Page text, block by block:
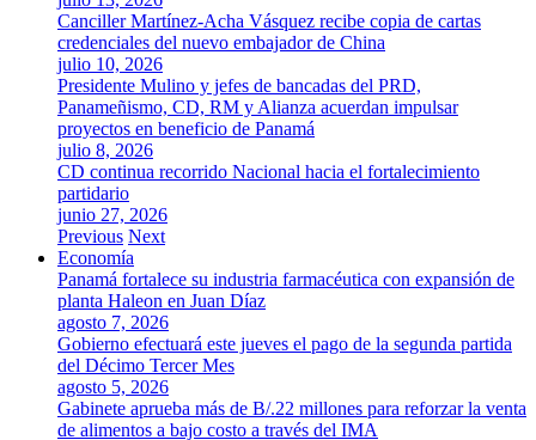
Canciller Martínez-Acha Vásquez recibe copia de cartas
credenciales del nuevo embajador de China
julio 10, 2026
Presidente Mulino y jefes de bancadas del PRD,
Panameñismo, CD, RM y Alianza acuerdan impulsar
proyectos en beneficio de Panamá
julio 8, 2026
CD continua recorrido Nacional hacia el fortalecimiento
partidario
junio 27, 2026
Previous Next
Economía
Panamá fortalece su industria farmacéutica con expansión de
planta Haleon en Juan Díaz
agosto 7, 2026
Gobierno efectuará este jueves el pago de la segunda partida
del Décimo Tercer Mes
agosto 5, 2026
Gabinete aprueba más de B/.22 millones para reforzar la venta
de alimentos a bajo costo a través del IMA